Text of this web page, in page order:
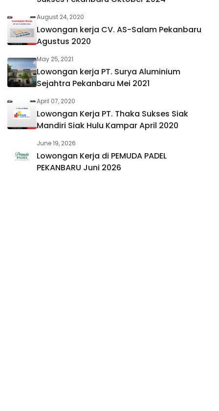
August 24, 2020
Lowongan kerja CV. AS-Salam Pekanbaru
Agustus 2020
May 25, 2021
Lowongan kerja PT. Surya Aluminium
Sejahtra Pekanbaru Mei 2021
April 07, 2020
Lowongan Kerja PT. Thaka Sukses Siak
Mandiri Siak Hulu Kampar April 2020
June 19, 2026
Lowongan Kerja di PEMUDA PADEL
PEKANBARU Juni 2026